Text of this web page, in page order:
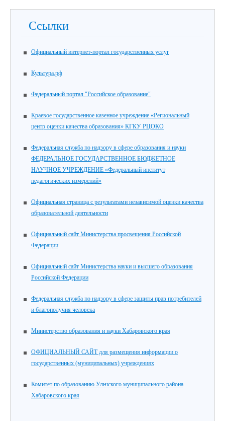
Ссылки
Официальный интернет-портал государственных услуг
Культура.рф
Федеральный портал "Российское образование"
Краевое государственное казенное учреждение «Региональный
центр оценки качества образования» КГКУ РЦОКО
Федеральная служба по надзору в сфере образования и науки
ФЕДЕРАЛЬНОЕ ГОСУДАРСТВЕННОЕ БЮДЖЕТНОЕ
НАУЧНОЕ УЧРЕЖДЕНИЕ «Федеральный институт
педагогических измерений»
Официальная страница с результатами независимой оценки качества
образовательной деятельности
Официальный сайт Министерства просвещения Российской
Федерации
Официальный сайт Министерства науки и высшего образования
Российской Федерации
Федеральная служба по надзору в сфере защиты прав потребителей
и благополучия человека
Министерство образования и науки Хабаровского края
ОФИЦИАЛЬНЫЙ САЙТ для размещения информации о
государственных (муниципальных) учреждениях
Комитет по образованию Ульчского муниципального района
Хабаровского края